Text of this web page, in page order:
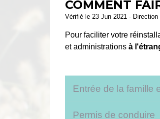
COMMENT
Vérifié le 23 Jun 2021 -
Pour faciliter votre
et administrations à
Entrée de la famille
Permis de conduire